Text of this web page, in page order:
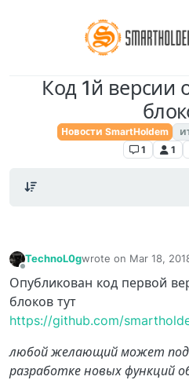
Код 1й версии
Новости SmartHoldem
1
1
TechnoL0gwrote on Mar 18,
last edited by
Опубликован код первой
блоков тут
https://github.com/
любой желающий может
разработке новых функций